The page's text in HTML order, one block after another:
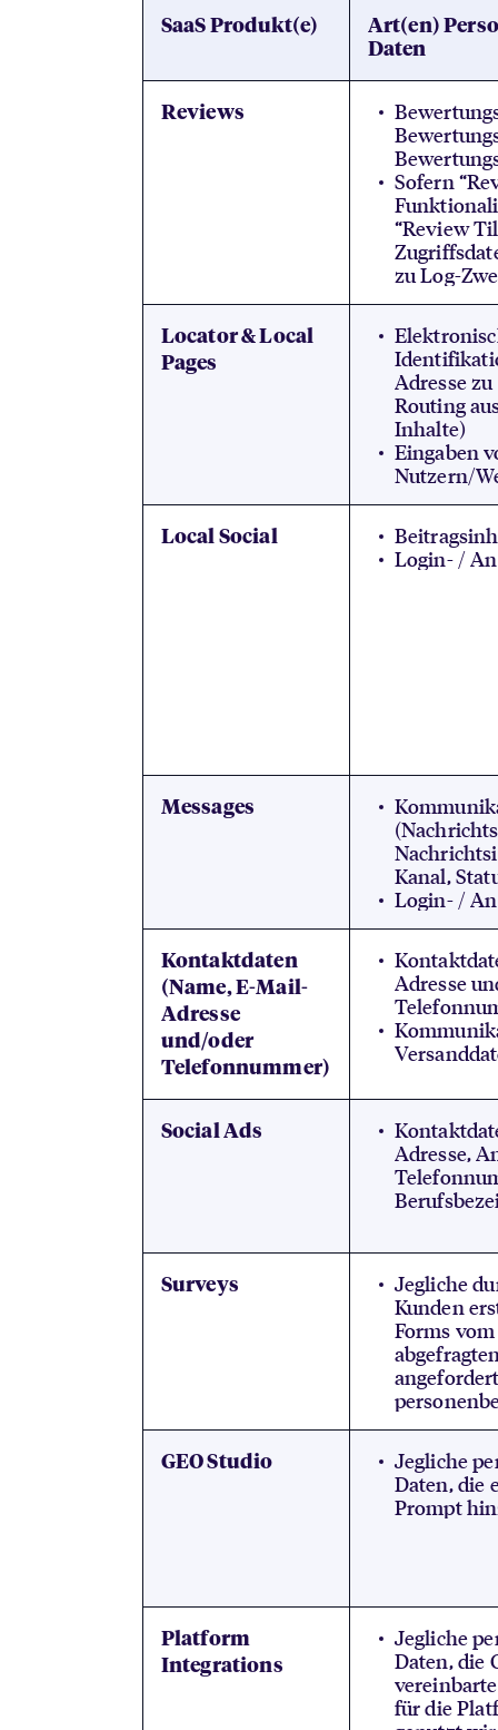
SaaS Produkt(e)
Art(en)
Daten
Reviews
Sofern
“Review
zu Log-
Locator & Local
Pages
Adresse
Routing
Inhalte)
Eingaben
Nutzern/
Local Social
Login- /
Messages
Kanal,
Login- /
Kontaktdaten
(Name, E-Mail-
Adresse
und/oder
Telefonnummer)
Adresse
Social Ads
Adresse,
Surveys
Jegliche
Kunden
Forms
GEO Studio
Jegliche
Daten, die
Prompt
Platform
Integrations
Jegliche
Daten, die
für die